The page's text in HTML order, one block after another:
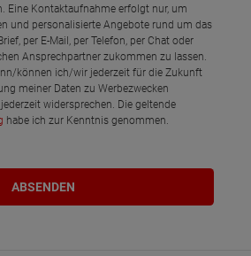
Eine Kontaktaufnahme erfolgt nur, um
und personalisierte Angebote rund um das
per E-Mail, per Telefon, per Chat oder
Ansprechpartner zukommen zu lassen.
können ich/wir jederzeit für die Zukunft
meiner Daten zu Werbezwecken
widersprechen. Die geltende
habe ich zur Kenntnis genommen.